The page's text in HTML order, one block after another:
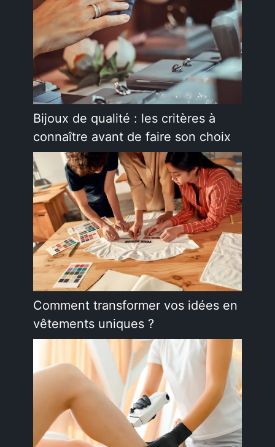
Bijoux de qualité : les critères à
connaître avant de faire son choix
Comment transformer vos idées en
vêtements uniques ?